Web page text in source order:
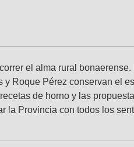
el alma rural
Roque Pérez conservan el
de horno y las
la Provincia con todos los